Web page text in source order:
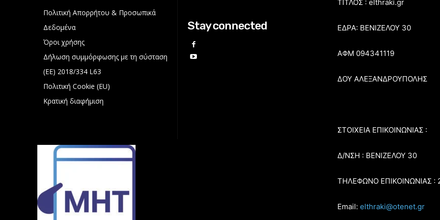
Πολιτική Απορρήτου & Προσωπικά
Δεδομένα
Όροι χρήσης
Δήλωση συμμόρφωσης με τη σύσταση
(ΕΕ) 2018/334 L63
Πολιτική Cookie (EU)
Κρατική διαφήμιση
Stay connected
ΤΙΤΛΟΣ : elthraki.gr
ΕΔΡΑ: ΒΕΝΙΖΕΛΟΥ 30
ΑΦΜ 094341119
ΔΟΥ ΑΛΕΞΑΝΔΡΟΥΠΟΛΗΣ
ΣΤΟΙΧΕΙΑ ΕΠΙΚΟΙΝΩΝΙΑΣ :
Δ/ΝΣΗ : ΒΕΝΙΖΕΛΟΥ 30
ΤΗΛΕΦΩΝΟ ΕΠΙΚΟΙΝΩΝΙΑΣ :
Email: elthraki@otenet.gr